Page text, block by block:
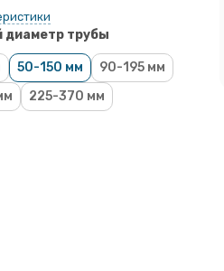
диаметр трубы
50-150 мм
90-195 мм
225-370 мм